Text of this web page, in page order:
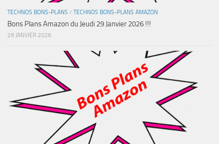
TECHNOS BONS-PLANS / TECHNOS BONS-PLANS AMAZON
Bons Plans Amazon du Jeudi 29 Janvier 2026 !!!
29 JANVIER 2026